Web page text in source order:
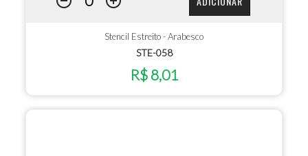
Stencil Estreito - Arabesco
STE-058
R$ 8,01